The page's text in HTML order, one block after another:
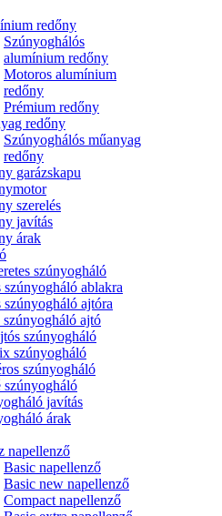
redőny
Szúnyoghálós
alumínium redőny
Motoros alumínium
redőny
Prémium redőny
redőny
Szúnyoghálós műanyag
redőny
garázskapu
szerelés
javítás
árak
szúnyogháló
szúnyogháló ablakra
szúnyogháló ajtóra
ajtó
szúnyogháló
szúnyogháló
szúnyogháló
szúnyogháló
javítás
árak
napellenző
Basic napellenző
Basic new napellenző
Compact napellenző